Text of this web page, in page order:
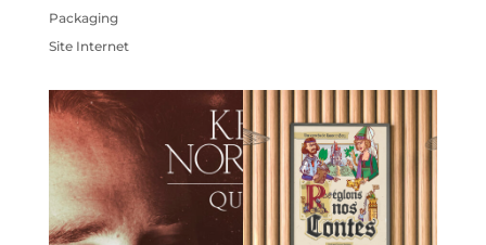
Packaging
Site Internet